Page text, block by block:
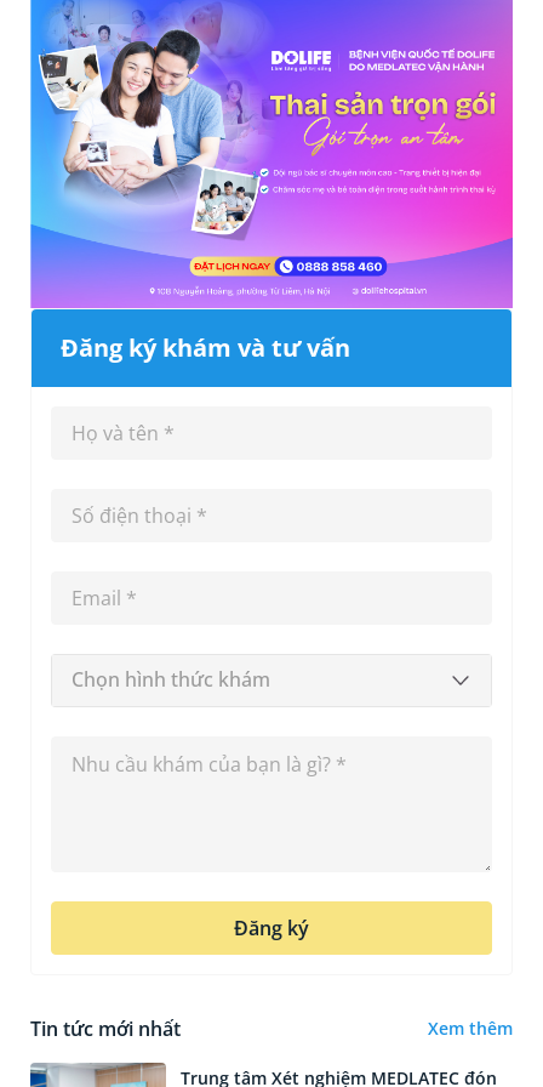
Đăng ký khám và tư vấn
Chọn hình thức khám
Đăng ký
Tin tức mới nhất Xem thêm
Trung tâm Xét nghiệm MEDLATEC đón